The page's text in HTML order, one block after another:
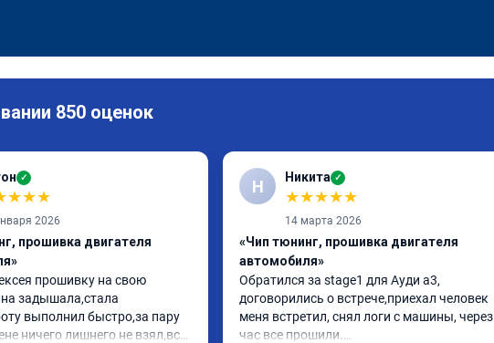
850 оценок
✓
★★★
2026
прошивка двигателя
прошивку на свою
задышала,стала
выполнил быстро,за пару
ничего лишнего не взял,всё
Н Никита ✓
★★★★★
14 марта 2026
«Чип тюнинг, прошивка двигателя
автомобиля»
Обратился за stage1 для Ауди а3,
договорились о встрече,приехал человек
меня встретил, снял логи с машины, через
час все прошили.